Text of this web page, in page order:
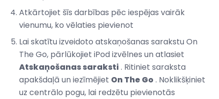
Atkārtojiet šīs darbības pēc iespējas vairāk
vienumu, ko vēlaties pievienot
Lai skatītu izveidoto atskaņošanas sarakstu On
The Go, pārlūkojiet iPod izvēlnes un atlasiet
Atskaņošanas saraksti. Ritiniet saraksta
apakšdaļā un iezīmējiet On The Go. Noklikšķiniet
uz centrālo pogu, lai redzētu pievienotās